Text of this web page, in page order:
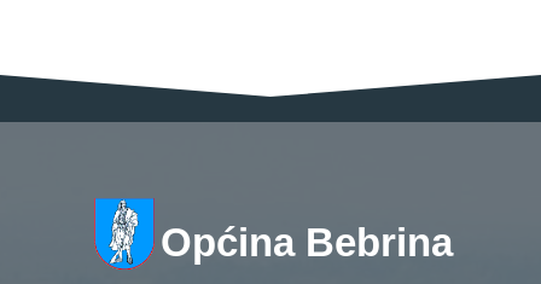
Općina Bebrina